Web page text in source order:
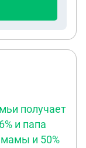
дочь и
через
получает
и папа
мамы и 50%